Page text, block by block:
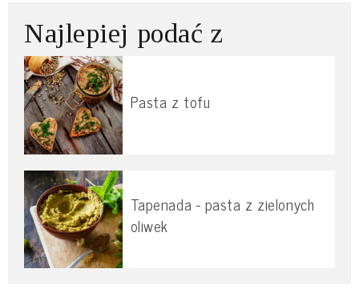
Najlepiej podać z
Pasta z tofu
Tapenada - pasta z zielonych
oliwek